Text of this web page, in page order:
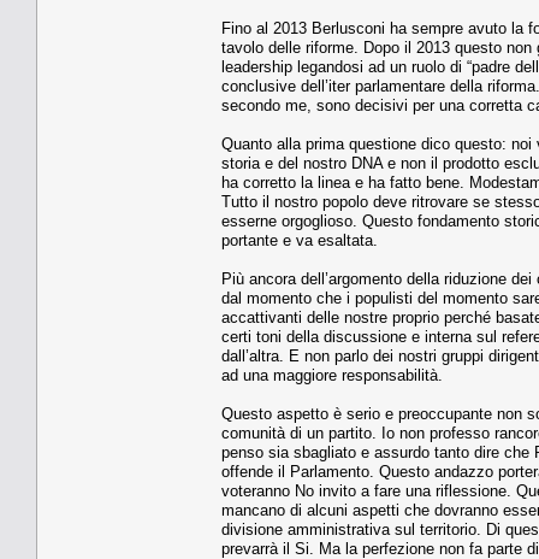
Fino al 2013 Berlusconi ha sempre avuto la
tavolo delle riforme. Dopo il 2013 questo
leadership legandosi ad un ruolo di “padre
conclusive dell’iter parlamentare della
secondo me, sono decisivi per una corretta
Quanto alla prima questione dico questo:
storia e del nostro DNA e non il prodotto
ha corretto la linea e ha fatto bene.
Tutto il nostro popolo deve ritrovare se
esserne orgoglioso. Questo fondamento
portante e va esaltata.
Più ancora dell’argomento della riduzione
dal momento che i populisti del momento
accattivanti delle nostre proprio perché
certi toni della discussione e interna sul
dall’altra. E non parlo dei nostri gruppi
ad una maggiore responsabilità.
Questo aspetto è serio e preoccupante non
comunità di un partito. Io non professo
penso sia sbagliato e assurdo tanto dire che
offende il Parlamento. Questo andazzo
voteranno No invito a fare una riflessione.
mancano di alcuni aspetti che dovranno
divisione amministrativa sul territorio. Di
prevarrà il Si. Ma la perfezione non fa parte